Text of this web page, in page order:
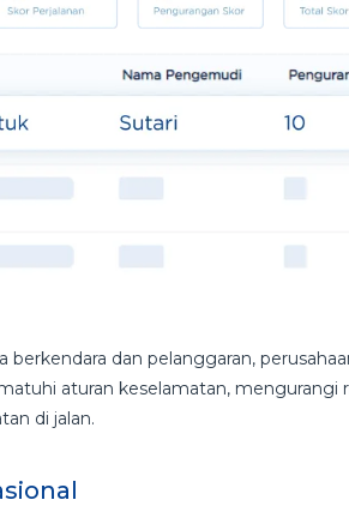
berkendara dan pelanggaran,
aturan keselamatan, mengurangi
di jalan.